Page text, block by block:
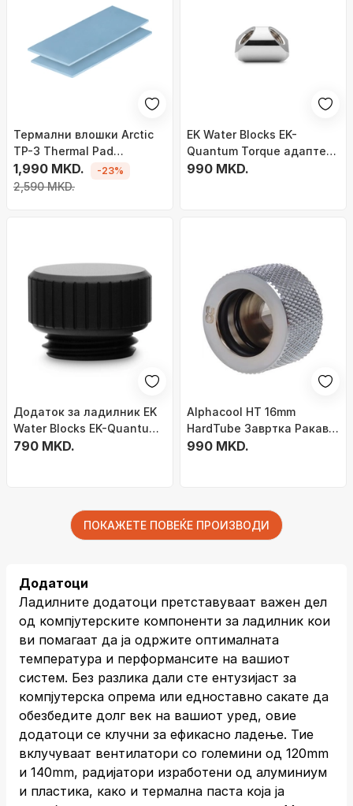
Термални влошки Arctic
TP-3 Thermal Pad
200x100x1,5мм ( 2
парчиња)
1,990 MKD.
2,590 MKD.
-23%
EK Water Blocks EK-
Quantum Torque адаптер
90 C° G1/4 Zoll IG на G1/4
990 MKD.
Додаток за ладилник EK
Water Blocks EK-Quantum
Torque Micro Plug, црна
790 MKD.
Alphacool HT 16mm
HardTube Завртка Ракав
G1/4 - Хром
990 MKD.
ПОКАЖЕТЕ ПОВЕЌЕ ПРОИЗВОДИ
Додатоци
Ладилните додатоци претставуваат важен дел
од компјутерските компоненти за ладилник кои
ви помагаат да ја одржите оптималната
температура и перформансите на вашиот
систем. Без разлика дали сте ентузијаст за
компјутерска опрема или едноставно сакате да
обезбедите долг век на вашиот уред, овие
додатоци се клучни за ефикасно ладење. Тие
вклучуваат вентилатори со големини од 120mm
и 140mm, радијатори изработени од алуминиум
и пластика, како и термална паста која ја